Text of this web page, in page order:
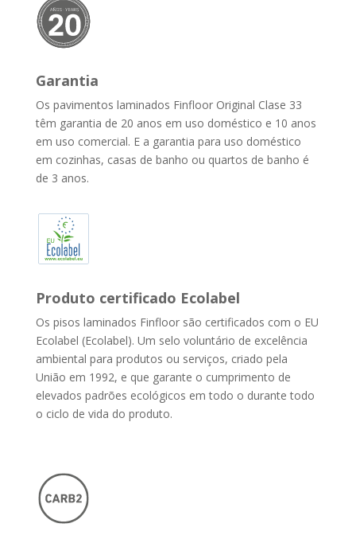
Garantia
Os pavimentos laminados Finfloor Original Clase 33
têm garantia de 20 anos em uso doméstico e 10 anos
em uso comercial. E a garantia para uso doméstico
em cozinhas, casas de banho ou quartos de banho é
de 3 anos.
Produto certificado Ecolabel
Os pisos laminados Finfloor são certificados com o EU
Ecolabel (Ecolabel). Um selo voluntário de excelência
ambiental para produtos ou serviços, criado pela
União em 1992, e que garante o cumprimento de
elevados padrões ecológicos em todo o durante todo
o ciclo de vida do produto.